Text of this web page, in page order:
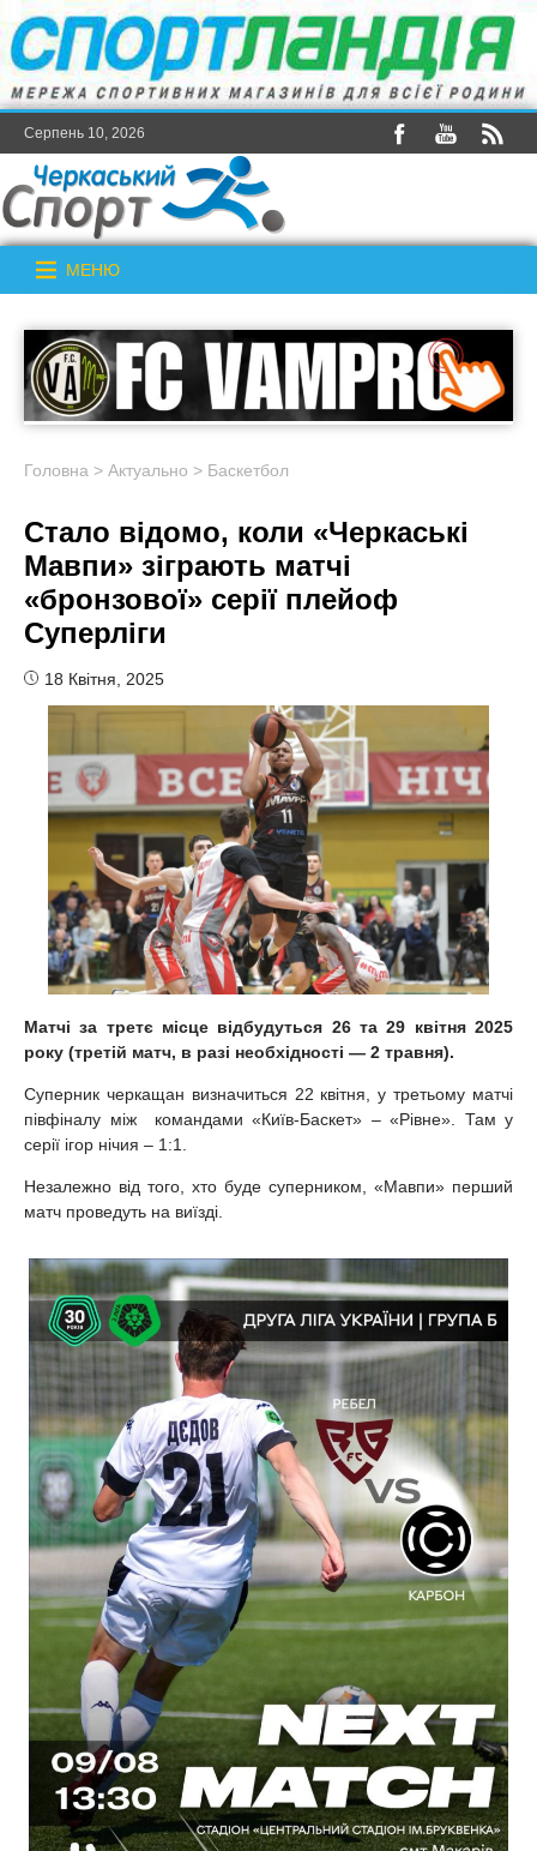
Серпень 10, 2026
МЕНЮ
Головна > Актуально > Баскетбол
Стало відомо, коли «Черкаські
Мавпи» зіграють матчі
«бронзової» серії плейоф
Суперліги
18 Квітня, 2025
Матчі за третє місце відбудуться 26 та 29 квітня 2025
року (третій матч, в разі необхідності — 2 травня).
Суперник черкащан визначиться 22 квітня, у третьому матчі
півфіналу між командами «Київ-Баскет» – «Рівне». Там у
серії ігор нічия – 1:1.
Незалежно від того, хто буде суперником, «Мавпи» перший
матч проведуть на виїзді.